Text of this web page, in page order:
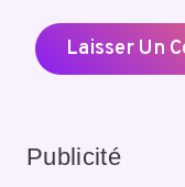
Publicité